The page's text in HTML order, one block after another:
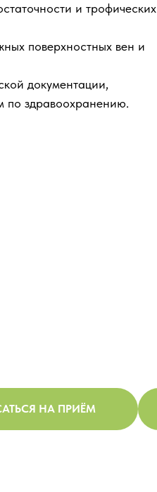
и трофических
поверхностных вен и
документации,
по здравоохранению.
НА ПРИЁМ